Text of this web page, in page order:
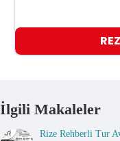
İlgili Makaleler
Rize Rehberli Tur